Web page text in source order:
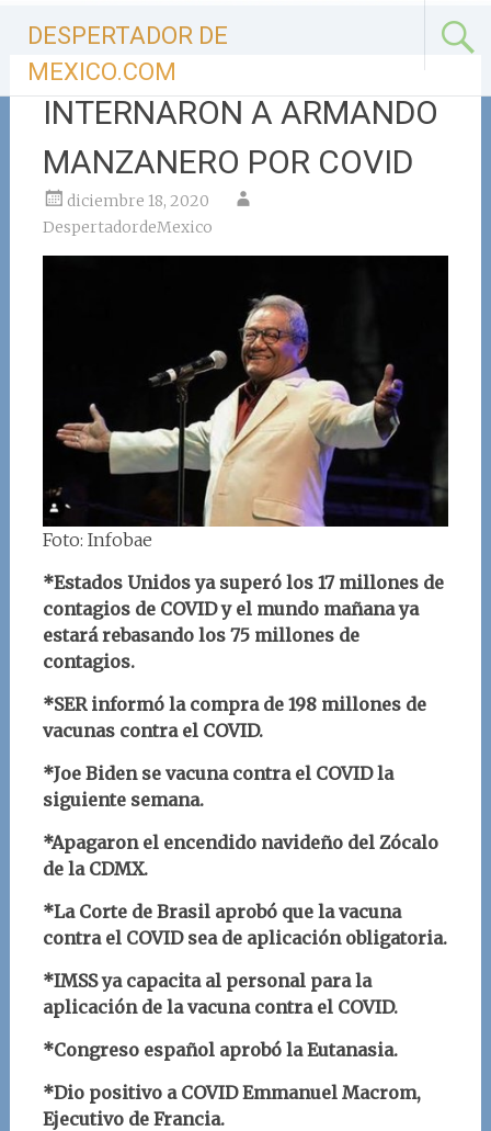
contenido
DESPERTADOR DE
MEXICO.COM
INTERNARON A ARMANDO
MANZANERO POR COVID
diciembre 18, 2020
DespertadordeMexico
Foto: Infobae
*Estados Unidos ya superó los 17 millones de
contagios de COVID y el mundo mañana ya
estará rebasando los 75 millones de
contagios.
*SER informó la compra de 198 millones de
vacunas contra el COVID.
*Joe Biden se vacuna contra el COVID la
siguiente semana.
*Apagaron el encendido navideño del Zócalo
de la CDMX.
*La Corte de Brasil aprobó que la vacuna
contra el COVID sea de aplicación obligatoria.
*IMSS ya capacita al personal para la
aplicación de la vacuna contra el COVID.
*Congreso español aprobó la Eutanasia.
*Dio positivo a COVID Emmanuel Macrom,
Ejecutivo de Francia.